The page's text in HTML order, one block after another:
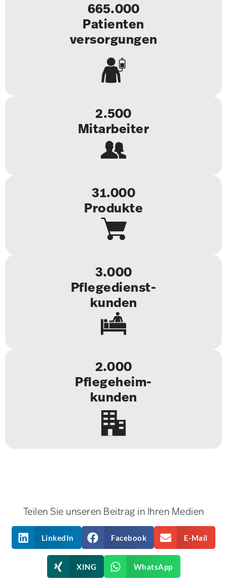
665.000
Patienten
versorgungen
2.500
Mitarbeiter
31.000
Produkte
3.000
Pflegedienst-
kunden
2.000
Pflegeheim-
kunden​
Teilen Sie unseren Beitrag in Ihren Medien
LinkedIn Facebook E-Mail
XING WhatsApp